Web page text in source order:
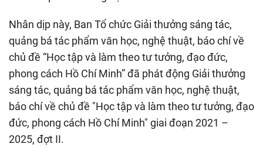
Nhân dịp này, Ban Tổ chức Giải thưởng sáng tác,
quảng bá tác phẩm văn học, nghệ thuật, báo chí về
chủ đề “Học tập và làm theo tư tưởng, đạo đức,
phong cách Hồ Chí Minh” đã phát động Giải thưởng
sáng tác, quảng bá tác phẩm văn học, nghệ thuật,
báo chí về chủ đề "Học tập và làm theo tư tưởng, đạo
đức, phong cách Hồ Chí Minh" giai đoạn 2021 –
2025, đợt II.